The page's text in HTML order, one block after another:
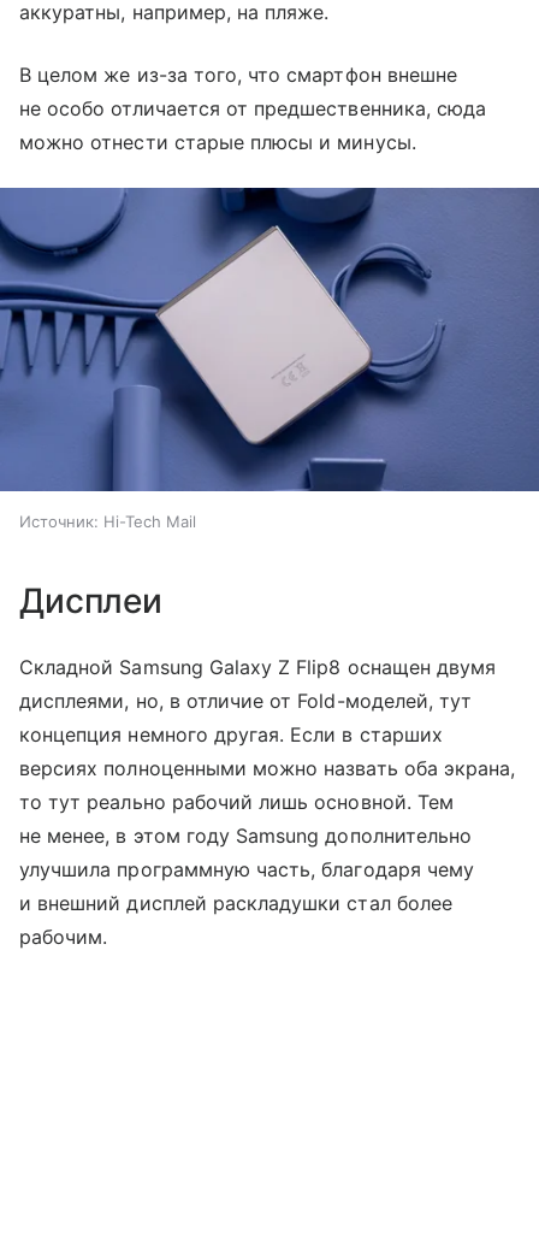
аккуратны, например, на пляже.
В целом же из-за того, что смартфон внешне
не особо отличается от предшественника, сюда
можно отнести старые плюсы и минусы.
Источник: Hi-Tech Mail
Дисплеи
Складной Samsung Galaxy Z Flip8 оснащен двумя
дисплеями, но, в отличие от Fold-моделей, тут
концепция немного другая. Если в старших
версиях полноценными можно назвать оба экрана,
то тут реально рабочий лишь основной. Тем
не менее, в этом году Samsung дополнительно
улучшила программную часть, благодаря чему
и внешний дисплей раскладушки стал более
рабочим.